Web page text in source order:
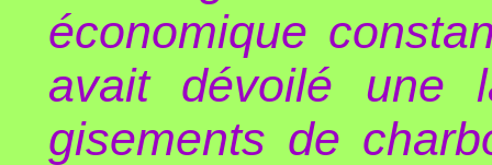
économique
avait dévoilé une
gisements de